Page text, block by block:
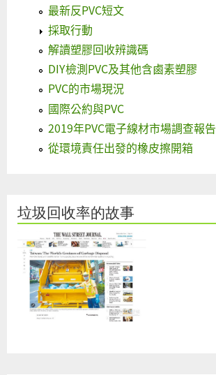
最新反PVC短文
採取行動
解讀塑膠回收辨識碼
DIY檢測PVC及其他含鹵素塑膠
PVC的市場現況
國際公約與PVC
2019年PVC電子線材市場調查報告
從環境責任出發的橡皮擦開箱
垃圾回收率的故事